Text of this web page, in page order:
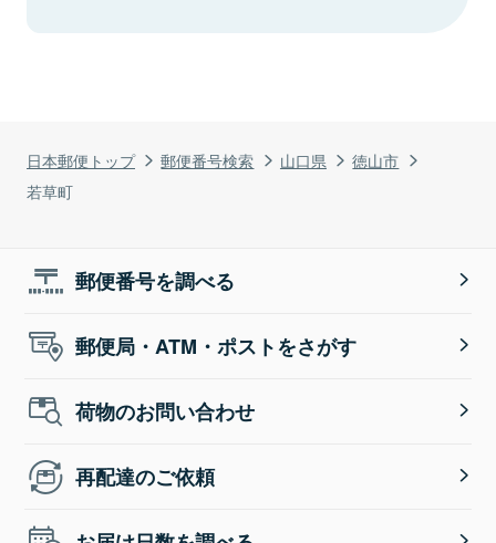
日本郵便トップ 郵便番号検索 山口県
徳山市
若草町
郵便番号を調べる
郵便局・ATM・ポストをさがす
荷物のお問い合わせ
再配達のご依頼